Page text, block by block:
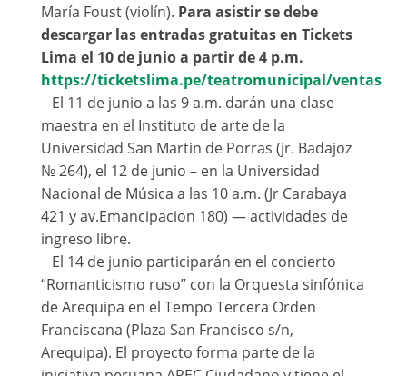
María Foust (violín). Para asistir se debe
descargar las entradas gratuitas en Tickets
Lima el 10 de junio a partir de 4 p.m.
https://ticketslima.pe/teatromunicipal/ventas
El 11 de junio a las 9 a.m. darán una clase
maestra en el Instituto de arte de la
Universidad San Martin de Porras (jr. Badajoz
№ 264), el 12 de junio – en la Universidad
Nacional de Música a las 10 a.m. (Jr Carabaya
421 y av.Emancipacion 180) — actividades de
ingreso libre.
El 14 de junio participarán en el concierto
“Romanticismo ruso” con la Orquesta sinfónica
de Arequipa en el Tempo Tercera Orden
Franciscana (Plaza San Francisco s/n,
Arequipa). El proyecto forma parte de la